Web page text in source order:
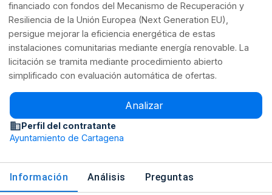
financiado con fondos del Mecanismo de Recuperación y
Resiliencia de la Unión Europea (Next Generation EU),
persigue mejorar la eficiencia energética de estas
instalaciones comunitarias mediante energía renovable. La
licitación se tramita mediante procedimiento abierto
simplificado con evaluación automática de ofertas.
Analizar
Perfil del contratante
Ayuntamiento de Cartagena
Información Análisis Preguntas